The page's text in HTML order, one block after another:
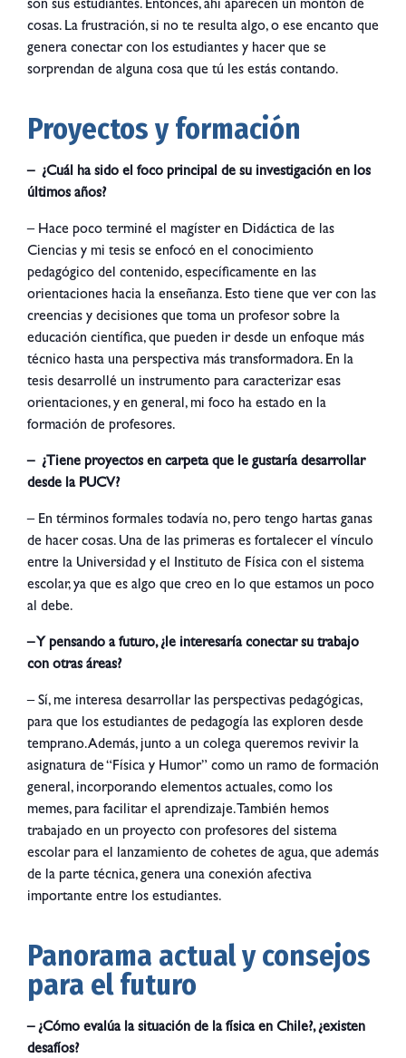
son sus estudiantes. Entonces, ahí aparecen un montón de
cosas. La frustración, si no te resulta algo, o ese encanto que
genera conectar con los estudiantes y hacer que se
sorprendan de alguna cosa que tú les estás contando.
Proyectos y formación
– ¿Cuál ha sido el foco principal de su investigación en los
últimos años?
– Hace poco terminé el magíster en Didáctica de las
Ciencias y mi tesis se enfocó en el conocimiento
pedagógico del contenido, específicamente en las
orientaciones hacia la enseñanza. Esto tiene que ver con las
creencias y decisiones que toma un profesor sobre la
educación científica, que pueden ir desde un enfoque más
técnico hasta una perspectiva más transformadora. En la
tesis desarrollé un instrumento para caracterizar esas
orientaciones, y en general, mi foco ha estado en la
formación de profesores.
– ¿Tiene proyectos en carpeta que le gustaría desarrollar
desde la PUCV?
– En términos formales todavía no, pero tengo hartas ganas
de hacer cosas. Una de las primeras es fortalecer el vínculo
entre la Universidad y el Instituto de Física con el sistema
escolar, ya que es algo que creo en lo que estamos un poco
al debe.
– Y pensando a futuro, ¿le interesaría conectar su trabajo
con otras áreas?
– Sí, me interesa desarrollar las perspectivas pedagógicas,
para que los estudiantes de pedagogía las exploren desde
temprano. Además, junto a un colega queremos revivir la
asignatura de “Física y Humor” como un ramo de formación
general, incorporando elementos actuales, como los
memes, para facilitar el aprendizaje. También hemos
trabajado en un proyecto con profesores del sistema
escolar para el lanzamiento de cohetes de agua, que además
de la parte técnica, genera una conexión afectiva
importante entre los estudiantes.
Panorama actual y consejos
para el futuro
– ¿Cómo evalúa la situación de la física en Chile?, ¿existen
desafíos?